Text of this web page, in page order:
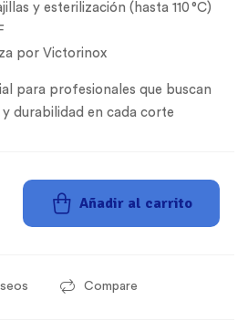
y esterilización (hasta 110 °C)
por Victorinox
para profesionales que buscan
durabilidad en cada corte
Añadir al carrito
Compare